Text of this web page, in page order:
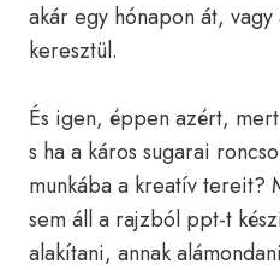
akár egy hónapon át,
keresztül.
És igen, éppen azért,
s ha a káros sugarai
munkába a kreatív tereit?
sem áll a rajzból ppt-t
alakítani, annak